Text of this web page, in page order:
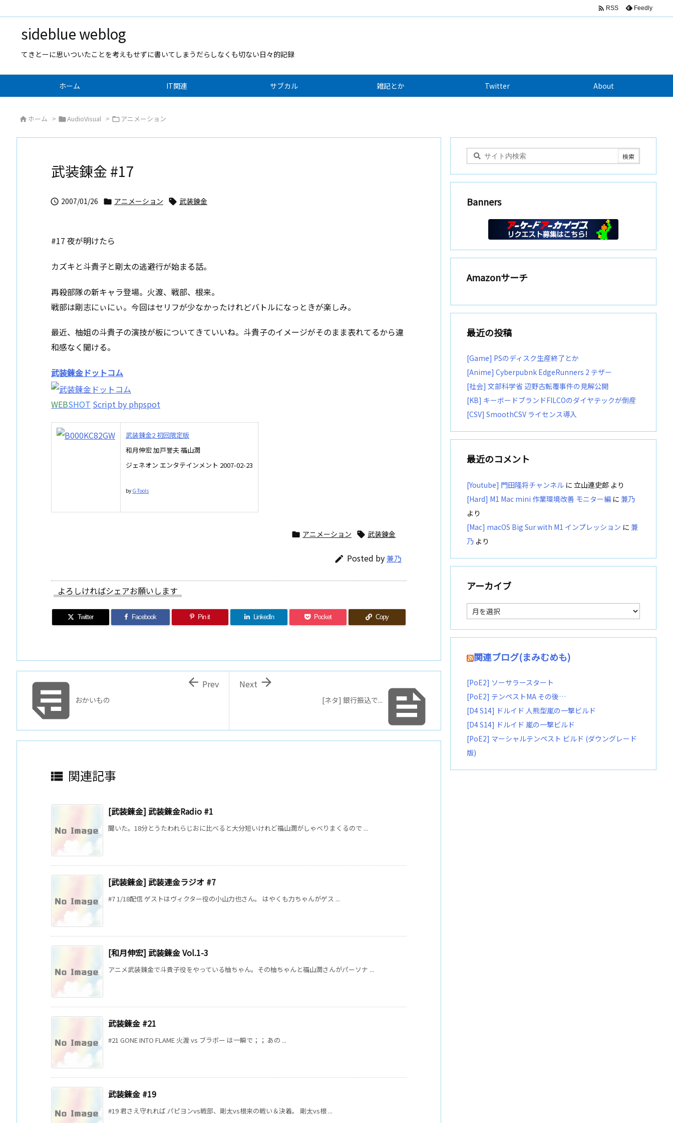
sideblue weblog
てきとーに思いついたことを考えもせずに書いてしまうだらしなくも切ない日々的記録
ホーム IT関連 サブカル 雑記とか Twitter About
 RSS Feedly
 ホーム > AudioVisual > アニメーション
武装錬金 #17
 2007/01/26  アニメーション  武装錬金
#17 夜が明けたら
カズキと斗貴子と剛太の逃避行が始まる話。
再殺部隊の新キャラ登場。火渡、戦部、根来。
戦部は剛志にぃにぃ。今回はセリフが少なかったけれどバトルになっときが楽しみ。
最近、柚姐の斗貴子の演技が板についてきていいね。斗貴子のイメージがそのまま表れてるから違
和感なく聞ける。
武装錬金ドットコム
WEBSHOT Script by phpspot
武装錬金2 初回限定版
和月伸宏 加戸誉夫 福山潤
ジェネオン エンタテインメント 2007-02-23
by G-Tools
 アニメーション  武装錬金
 Posted by兼乃
よろしければシェアお願いします
Twitter Facebook Pin it LinkedIn Pocket Copy

[ネタ] 銀行振込で...

Next
 おかいもの
 Prev
 関連記事
[武装錬金] 武装錬金Radio #1
聞いた。18分とうたわれらじおに比べると大分短いけれど福山潤がしゃべりまくるので ...
[武装錬金] 武装連金ラジオ #7
#7 1/18配信 ゲストはヴィクター役の小山力也さん。 はやくも力ちゃんがゲス ...
[和月伸宏] 武装錬金 Vol.1-3
アニメ武装錬金で斗貴子役をやっている柚ちゃん。その柚ちゃんと福山潤さんがパーソナ ...
武装錬金 #21
#21 GONE INTO FLAME 火渡 vs ブラボー は一瞬で；； あの ...
武装錬金 #19
#19 君さえ守れれば パピヨンvs戦部、剛太vs根来の戦い＆決着。 剛太vs根 ...
Banners
Amazonサーチ
最近の投稿
[Game] PSのディスク生産終了とか
[Anime] Cyberpubnk EdgeRunners 2 テザー
[社会] 文部科学省 辺野古転覆事件の見解公開
[KB] キーボードブランドFILCOのダイヤテックが倒産
[CSV] SmoothCSV ライセンス導入
最近のコメント
[Youtube] 門田隆将チャンネル に 立山連史郎 より
[Hard] M1 Mac mini 作業環境改善 モニター編 に 兼乃
より
[Mac] macOS Big Sur with M1 インプレッション に 兼
乃 より
アーカイブ
ア
ー
カ
イ
関連ブログ(まみむめも)
[PoE2] ソーサラースタート
[PoE2] テンペストMA その後…
[D4 S14] ドルイド 人熊型嵐の一撃ビルド
[D4 S14] ドルイド 嵐の一撃ビルド
[PoE2] マーシャルテンペスト ビルド (ダウングレード
版)